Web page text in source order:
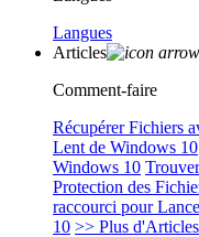
Langues
Articles
Comment-faire
Récupérer Fichiers
Lent de Windows 10
Windows 10
Protection des
raccourci pour
10 >> Plus